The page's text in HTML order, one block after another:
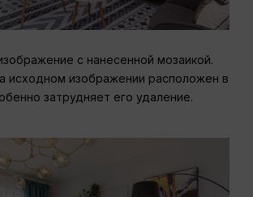
с нанесенной мозаикой.
исходном изображении расположен в
затрудняет его удаление.